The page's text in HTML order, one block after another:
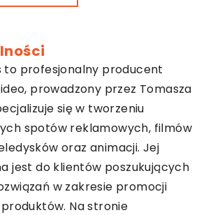
to profesjonalny producent
prowadzony przez Tomasza
się w tworzeniu
spotów reklamowych, filmów
oraz animacji. Jej
jest do klientów poszukujących
w zakresie promocji
produktów. Na stronie